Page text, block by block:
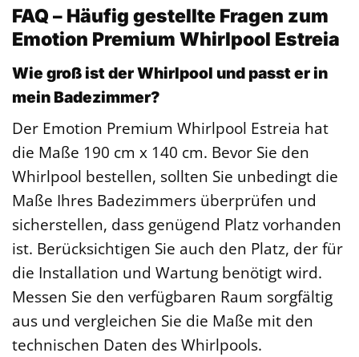
FAQ – Häufig gestellte Fragen zum
Emotion Premium Whirlpool Estreia
Wie groß ist der Whirlpool und passt er in
mein Badezimmer?
Der Emotion Premium Whirlpool Estreia hat
die Maße 190 cm x 140 cm. Bevor Sie den
Whirlpool bestellen, sollten Sie unbedingt die
Maße Ihres Badezimmers überprüfen und
sicherstellen, dass genügend Platz vorhanden
ist. Berücksichtigen Sie auch den Platz, der für
die Installation und Wartung benötigt wird.
Messen Sie den verfügbaren Raum sorgfältig
aus und vergleichen Sie die Maße mit den
technischen Daten des Whirlpools.